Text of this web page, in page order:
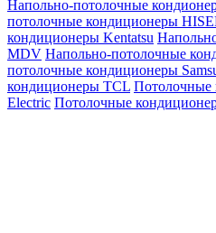
Напольно-потолочные
потолочные кондиционеры
кондиционеры Kentatsu
MDV Напольно-потолочные
потолочные кондиционеры
кондиционеры TCL Потолочные
Electric Потолочные